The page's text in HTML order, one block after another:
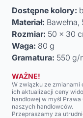
Dostępne kolory:
Materiał:
Rozmiar: 50 x 30
Waga: 80 g
Gramatura: 550 g/
WAŻNE!
W związku ze zmianami
ich aktualizacji ceny
handlowej w myśl
naszych handlowców.
Przepraszamy za